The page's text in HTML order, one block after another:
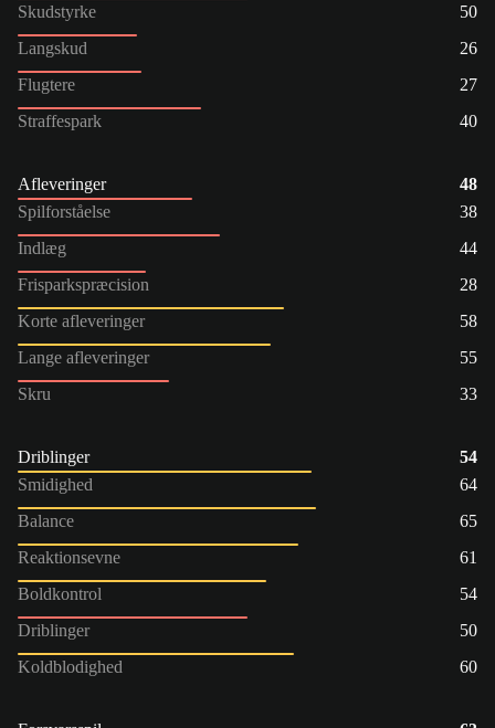
Skudstyrke
50
Langskud
26
Flugtere
27
Straffespark
40
Afleveringer
48
Spilforståelse
38
Indlæg
44
Frisparkspræcision
28
Korte afleveringer
58
Lange afleveringer
55
Skru
33
Driblinger
54
Smidighed
64
Balance
65
Reaktionsevne
61
Boldkontrol
54
Driblinger
50
Koldblodighed
60